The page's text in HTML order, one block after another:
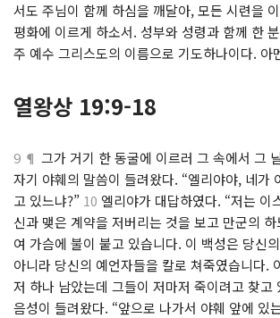
서도 주님이 함께 하심을 깨달아, 모든 시련을
평화에 이르게 하소서. 성부와 성령과 함께 한
주 예수 그리스도의 이름으로 기도하나이다. 아
열왕상 19:9-18
9 ¶ 그가 거기 한 동굴에 이르러 그 속에서 그
자기 야훼의 말씀이 들려왔다. “엘리야야, 네가
고 있느냐?” 10 엘리야가 대답하였다. “저는 이
신과 맺은 계약을 저버리는 것을 보고 만군의
여 가슴에 불이 붙고 있습니다. 이 백성은 당신
아니라 당신의 예언자들을 칼로 쳐죽였습니다.
저 하나 남았는데 그들이 저마저 죽이려고 찾고
음성이 들려왔다. “앞으로 나가서 야훼 앞에 있